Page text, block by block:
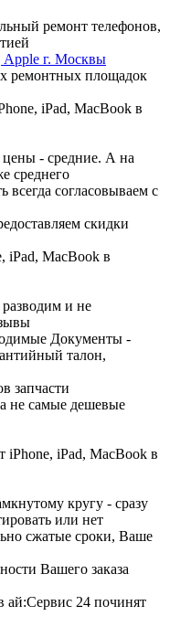
г. Москвы
ремонтных площадок
- средние. А на
среднего
всегда согласовываем с
скидки
и не
Документы -
талон,
запчасти
не самые дешевые
кругу - сразу
или нет
сжатые сроки, Ваше
Вашего заказа